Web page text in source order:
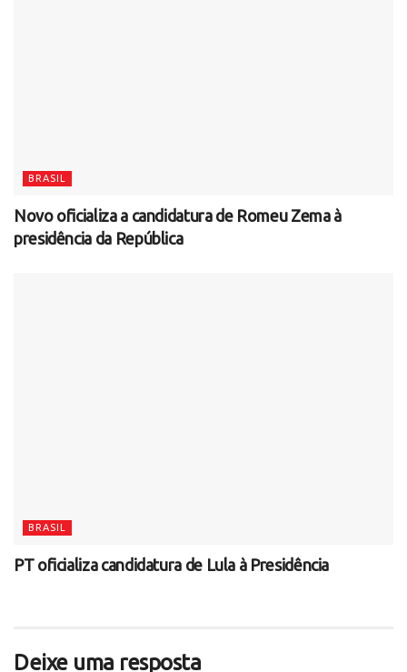
BRASIL
Novo oficializa a candidatura de Romeu Zema à
presidência da República
BRASIL
PT oficializa candidatura de Lula à Presidência
Deixe uma resposta